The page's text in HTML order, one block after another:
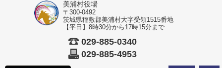
美浦村役場
〒300-0492
茨城県稲敷郡美浦村大字受領1515番地
【平日】8時30分から17時15分まで
029-885-0340
029-885-4953